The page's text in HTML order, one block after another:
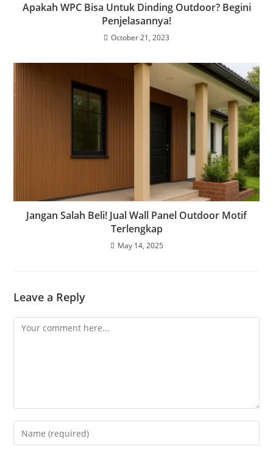
Apakah WPC Bisa Untuk Dinding Outdoor? Begini
Penjelasannya!
October 21, 2023
Jangan Salah Beli! Jual Wall Panel Outdoor Motif
Terlengkap
May 14, 2025
Leave a Reply
Comment
Enter
your